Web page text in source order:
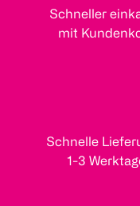
Schneller
mit
Schnelle
1-3